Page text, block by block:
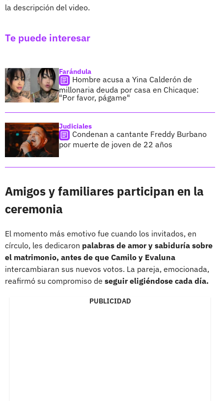
la descripción del video.
Te puede interesar
Farándula
Hombre acusa a Yina Calderón de
millonaria deuda por casa en Chicaque:
"Por favor, págame"
Judiciales
Condenan a cantante Freddy Burbano
por muerte de joven de 22 años
Amigos y familiares participan en la
ceremonia
El momento más emotivo fue cuando los invitados, en
círculo, les dedicaron palabras de amor y sabiduría sobre
el matrimonio, antes de que Camilo y Evaluna
intercambiaran sus nuevos votos. La pareja, emocionada,
reafirmó su compromiso de seguir eligiéndose cada día.
PUBLICIDAD